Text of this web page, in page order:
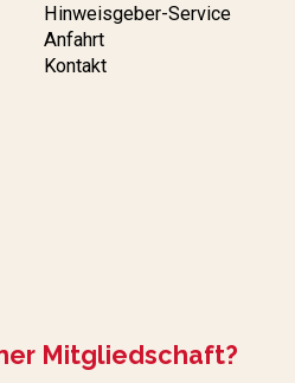
Hinweisgeber-Service
Anfahrt
Kontakt
Mitgliedschaft?